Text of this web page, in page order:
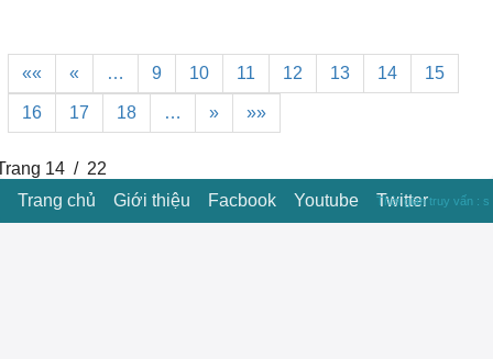
«« « … 9 10 11 12 13 14 15
16 17 18 … » »»
14 / 22
Trang chủ
Giới thiệu Facbook Youtube Twitter
Thời gian truy vấn : s